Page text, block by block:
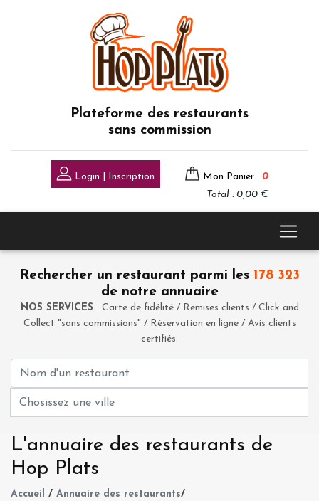
Plateforme des restaurants
sans commission
Login | Inscription Mon Panier : 0
Total : 0,00 €
Rechercher un restaurant parmi les 178 323
de notre annuaire
NOS SERVICES : Carte de fidélité / Remises clients / Click and
Collect "sans commissions" / Réservation en ligne / Avis clients
certifiés.
L'annuaire des restaurants de
Hop Plats
Accueil / Annuaire des restaurants/